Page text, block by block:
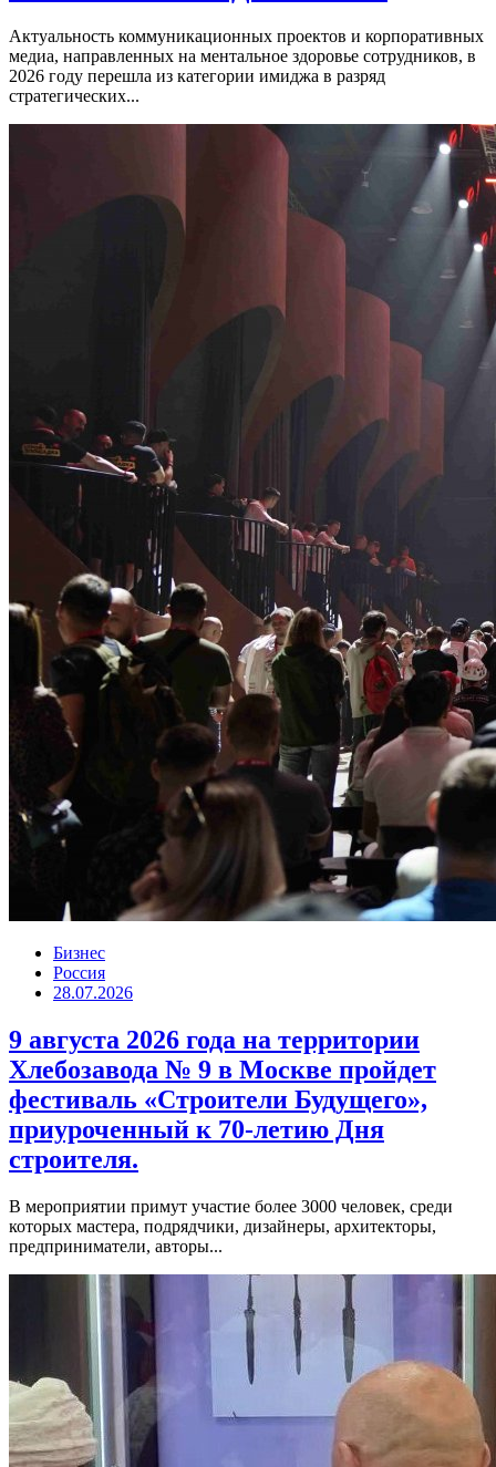
Актуальность коммуникационных проектов и корпоративных
медиа, направленных на ментальное здоровье сотрудников, в
2026 году перешла из категории имиджа в разряд
стратегических...
Бизнес
Россия
28.07.2026
9 августа 2026 года на территории
Хлебозавода № 9 в Москве пройдет
фестиваль «Строители Будущего»,
приуроченный к 70-летию Дня
строителя.
В мероприятии примут участие более 3000 человек, среди
которых мастера, подрядчики, дизайнеры, архитекторы,
предприниматели, авторы...